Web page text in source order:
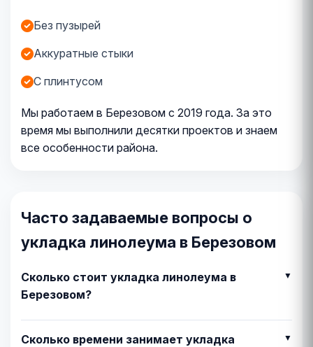
Без пузырей
Аккуратные стыки
С плинтусом
Мы работаем в Березовом с 2019 года. За это
время мы выполнили десятки проектов и знаем
все особенности района.
Часто задаваемые вопросы о
укладка линолеума в Березовом
Сколько стоит укладка линолеума в
Березовом?
Сколько времени занимает укладка